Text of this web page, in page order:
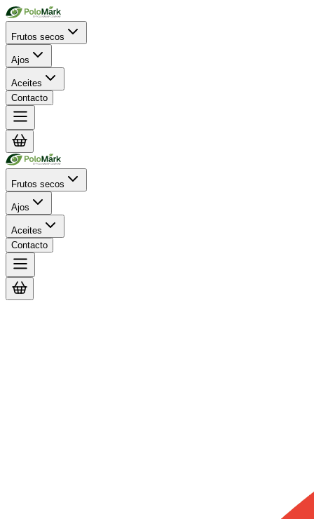
Frutos secos
Ajos
Aceites
Contacto
Frutos secos
Ajos
Aceites
Contacto